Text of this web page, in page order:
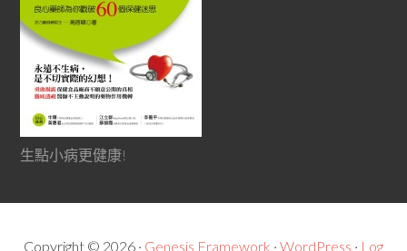
生點小病更健康!
Copyright © 2026 · Genesis Framework · WordPress · Log